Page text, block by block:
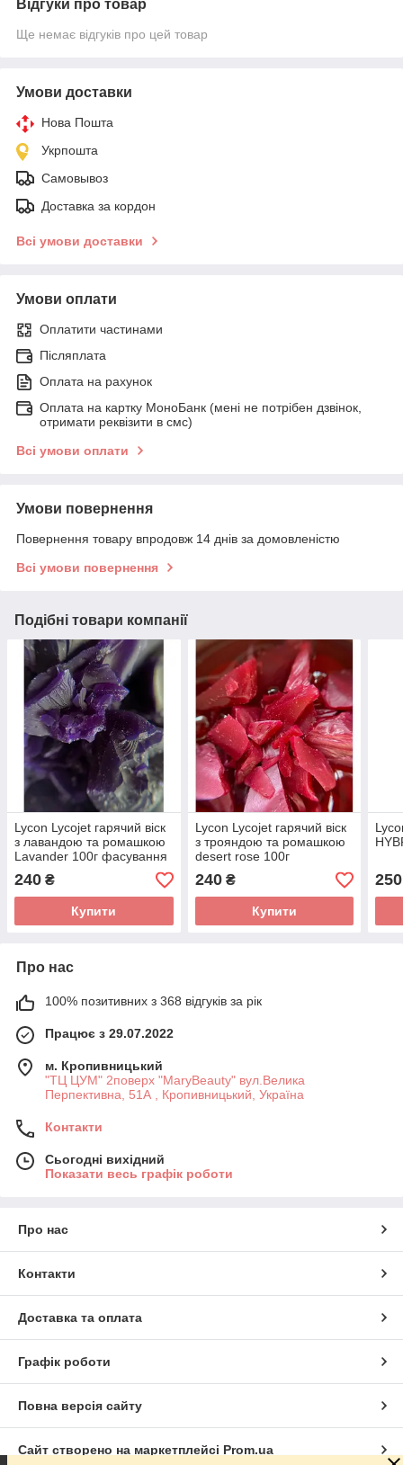
Відгуки про товар
Ще немає відгуків про цей товар
Умови доставки
Нова Пошта
Укрпошта
Самовывоз
Доставка за кордон
Всі умови доставки
Умови оплати
Оплатити частинами
Післяплата
Оплата на рахунок
Оплата на картку МоноБанк (мені не потрібен дзвінок,
отримати реквізити в смс)
Всі умови оплати
Умови повернення
Повернення товару впродовж 14 днів за домовленістю
Всі умови повернення
Подібні товари компанії
Lycon Lycojet гарячий віск
з лавандою та ромашкою
Lavander 100г фасування
240 ₴
Купити
Lycon Lycojet гарячий віск
з трояндою та ромашкою
desert rose 100г
фасування
240₴
Купити
250
Про нас
100% позитивних з 368 відгуків за рік
Працює з 29.07.2022
м. Кропивницький
"ТЦ ЦУМ" 2поверх "MaryBeauty" вул.Велика
Перпективна, 51А , Кропивницький, Україна
Контакти
Сьогодні вихідний
Показати весь графік роботи
Про нас
Контакти
Доставка та оплата
Графік роботи
Повна версія сайту
Сайт створено на маркетплейсі Prom.ua